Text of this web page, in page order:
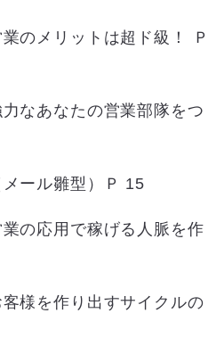
のメリットは超ド級！ Ｐ
なあなたの営業部隊をつ
ール雛型）Ｐ 15
の応用で稼げる人脈を作
様を作り出すサイクルの